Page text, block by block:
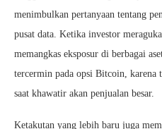
menimbulkan pertanyaan tentang
pusat data. Ketika investor
memangkas eksposur di berbagai
tercermin pada opsi Bitcoin, karena
saat khawatir akan penjualan besar.
Ketakutan yang lebih baru juga